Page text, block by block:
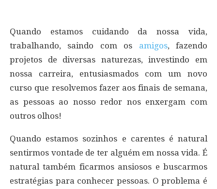
Quando estamos cuidando da nossa vida,
trabalhando, saindo com os amigos, fazendo
projetos de diversas naturezas, investindo em
nossa carreira, entusiasmados com um novo
curso que resolvemos fazer aos finais de semana,
as pessoas ao nosso redor nos enxergam com
outros olhos!
Quando estamos sozinhos e carentes é natural
sentirmos vontade de ter alguém em nossa vida. É
natural também ficarmos ansiosos e buscarmos
estratégias para conhecer pessoas. O problema é